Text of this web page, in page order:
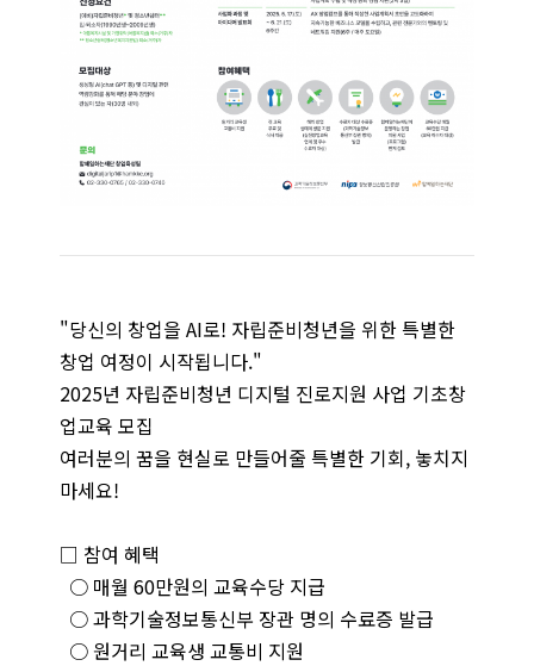
"당신의 창업을 AI로! 자립준비청년을 위한 특별한
창업 여정이 시작됩니다."
2025년 자립준비청년 디지털 진로지원 사업 기초창
업교육 모집
여러분의 꿈을 현실로 만들어줄 특별한 기회, 놓치지
마세요!
□ 참여 혜택
○ 매월 60만원의 교육수당 지급
○ 과학기술정보통신부 장관 명의 수료증 발급
○ 원거리 교육생 교통비 지원